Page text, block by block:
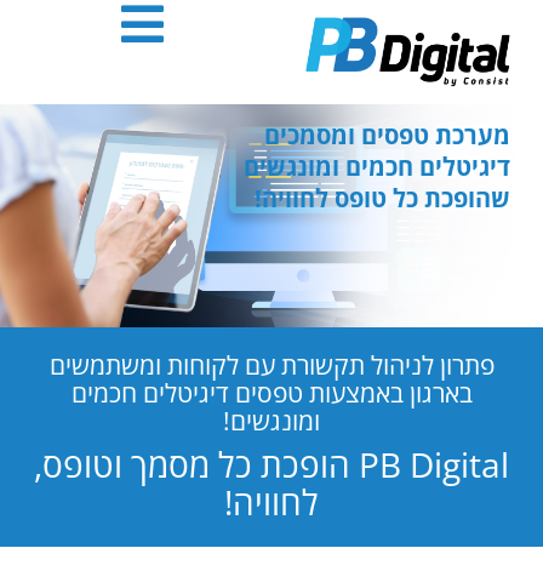
אנטר
מערכת טפסים ומסמכים
דיגיטלים חכמים ומונגשים
שהופכת כל טופס לחוויה!
פתרון לניהול תקשורת עם לקוחות ומשתמשים
בארגון באמצעות טפסים דיגיטלים חכמים
ומונגשים!
PB Digital הופכת כל מסמך וטופס,
לחוויה!